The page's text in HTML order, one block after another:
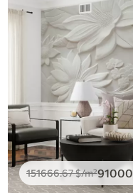
151666.67$/m²91000